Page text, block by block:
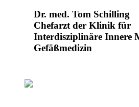
Dr. med. Tom Schilling
Chefarzt der Klinik für
Interdisziplinäre Innere
Gefäßmedizin